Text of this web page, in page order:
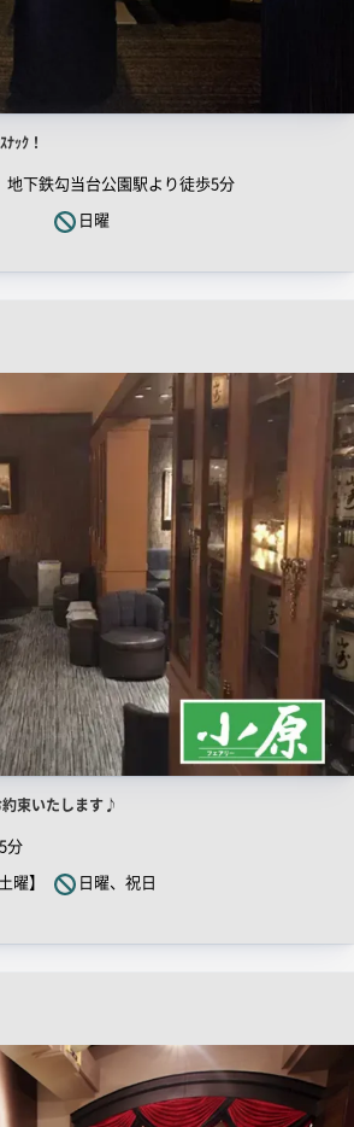
ｯｸ！
下鉄勾当台公園駅より徒歩5分
日曜
束いたします♪
分
曜】
日曜、祝日